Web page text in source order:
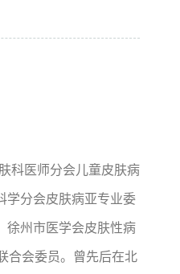
科医师分会儿童皮肤病
学分会皮肤病亚专业委
徐州市医学会皮肤性病
合会委员。曾先后在北